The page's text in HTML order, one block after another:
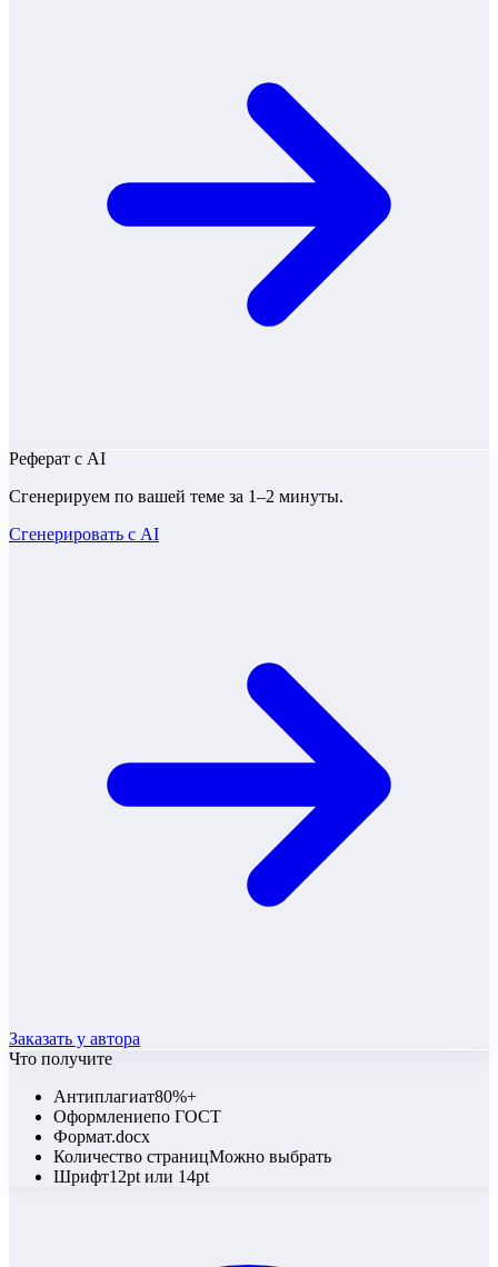
Реферат с AI
Сгенерируем по вашей теме за 1–2 минуты.
Сгенерировать с AI
Заказать у автора
Что получите
Антиплагиат80%+
Оформлениепо ГОСТ
Формат.docx
Количество страницМожно выбрать
Шрифт12pt или 14pt